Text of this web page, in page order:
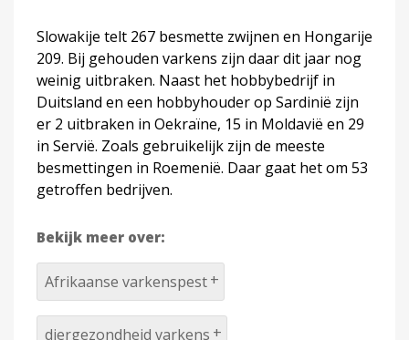
Slowakije telt 267 besmette zwijnen en Hongarije
209. Bij gehouden varkens zijn daar dit jaar nog
weinig uitbraken. Naast het hobbybedrijf in
Duitsland en een hobbyhouder op Sardinië zijn
er 2 uitbraken in Oekraïne, 15 in Moldavië en 29
in Servië. Zoals gebruikelijk zijn de meeste
besmettingen in Roemenië. Daar gaat het om 53
getroffen bedrijven.
Bekijk meer over:
Afrikaanse varkenspest
diergezondheid varkens